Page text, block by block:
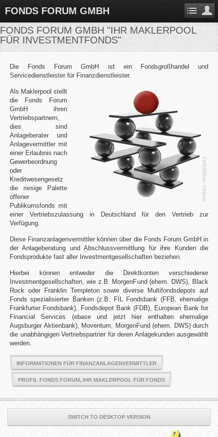
FONDS FORUM GMBH
FONDS FORUM GMBH "IHR MAKLERPOOL
FÜR INVESTMENTFONDS"
Die Fonds Forum GmbH ist ein Fondsgroßhandel und
Servicedienstleister für Finanzdienstleister.
Als Maklerpool stellt
die Fonds Forum
GmbH ihren
Vertriebspartnern,
dies sind
Anlageberater und
Anlagevermittler mit
einer Erlaubnis nach
Gewerbeordnung
oder
Kreditwesengesetz
die riesige Palette
offener
Publikumsfonds mit
einer Vertriebszulassung in Deutschland für den Vertrieb zur
Verfügung.
Diese Finanzanlagenvermittler können über die Fonds Forum GmbH in
der Anlageberatung und Abschlussvermittlung für ihre Kunden die
Fondsprodukte fast aller Investmentgesellschaften beziehen.
Hierbei können entweder die Direktkonten verschiedener
Investmentgesellschaften, wie z.B. MorgenFund (ehem. DWS), Black
Rock oder Franklin Templeton sowie diverse Multifondsdepots auf
Fonds spezialisierter Banken (z.B. FIL Fondsbank (FFB, ehemalige
Frankfurter Fondsbank), Fondsdepot Bank (FDB), European Bank for
Financial Services (ebase und jetzt hier enthalten ehemalige
Augsburger Aktienbank), Moventum, MorgenFund (ehem. DWS) durch
die unabhängigen Vertriebspartner für deren Anlagekunden ausgewählt
werden.
INFORMATIONEN FÜR FINANZANLAGENVERMITTLER
PROFIL FONDS FORUM, IHR MAKLERPOOL FÜR FONDS
SWITCH TO DESKTOP VERSION